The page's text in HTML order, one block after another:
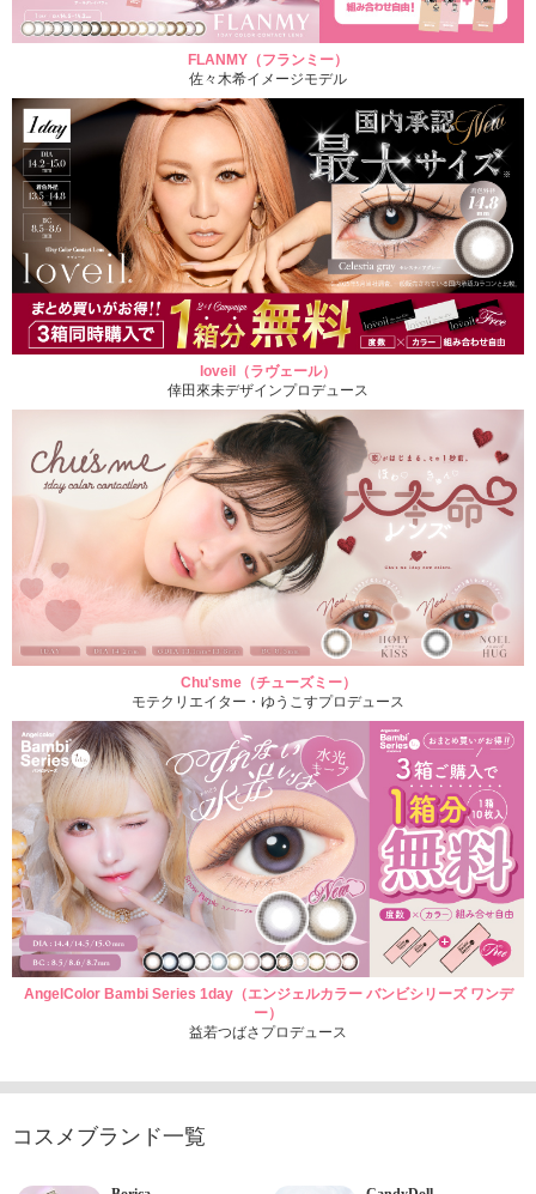
FLANMY（フランミー）
佐々木希イメージモデル
loveil（ラヴェール）
倖田來未デザインプロデュース
Chu'sme（チューズミー）
モテクリエイター・ゆうこすプロデュース
AngelColor Bambi Series 1day（エンジェルカラー バンビシリーズ ワンデ
ー）
益若つばさプロデュース
コスメブランド一覧